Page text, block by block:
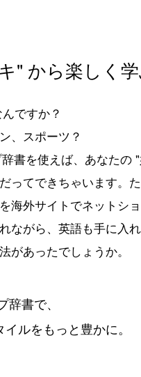
" から楽しく
ですか？
、スポーツ？
書を使えば、あなたの
ってできちゃいます。
海外サイトでネットシ
ながら、英語も手に入
があったでしょうか。
書で、
ルをもっと豊かに。